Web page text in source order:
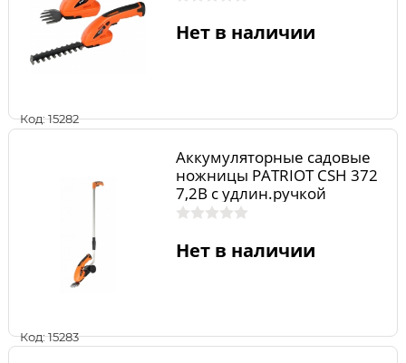
Код: 15282
Нет в наличии
Код: 15283
Аккумуляторные садовые
ножницы PATRIOT СSH 372
7,2В с удлин.ручкой
250205370
Нет в наличии